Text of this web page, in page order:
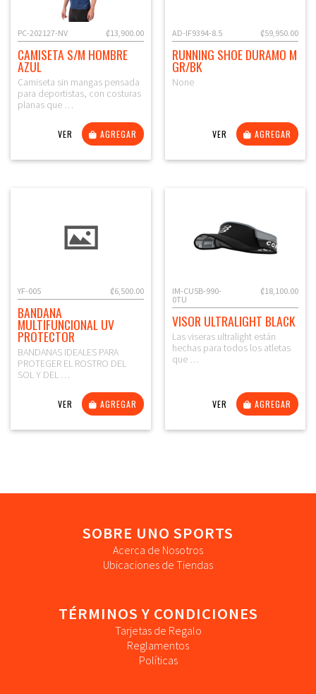
₡13,900.00
PC-202127-NV
CAMISETA S/M HOMBRE
AZUL
Camiseta sin mangas pensada
para deportistas, con costuras
planas que …
VER AGREGAR
₡59,950.00
AD-IF9394-8.5
RUNNING SHOE DURAMO M
GR/BK
None
VER AGREGAR
₡6,500.00
YF-005
BANDANA
MULTIFUNCIONAL UV
PROTECTOR
BANDANAS IDEALES PARA
PROTEGER EL ROSTRO DEL
SOL Y DEL …
VER AGREGAR
₡18,100.00
IM-CU5B-990-
0TU
VISOR ULTRALIGHT BLACK
Las viseras ultralight están
hechas para todos los atletas
que …
VER AGREGAR
SOBRE UNO SPORTS
Acerca de Nosotros
Ubicaciones de Tiendas
TÉRMINOS Y CONDICIONES
Tarjetas de Regalo
Reglamentos
Políticas